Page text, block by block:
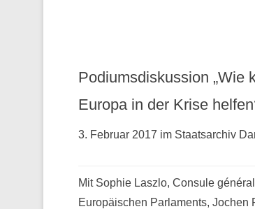
Podiumsdiskussion „Wie
Europa in der Krise
3. Februar 2017 im Staatsarchiv
Mit Sophie Laszlo, Consule
Europäischen Parlaments, Jochen